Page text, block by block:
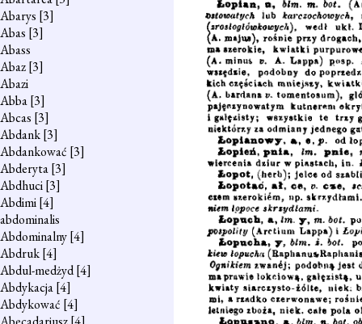
Abarys [3]
Abas [3]
Abass
Abaz[3]
Abazi
Abba[3]
Abcas [3]
Abdank[3]
Abdankować [3]
Abderyta[3]
Abdhuci[3]
Abdimi[4]
abdominalis
Abdominalny[4]
Abdruk[4]
Abdul-medżyd[4]
Abdykacja[4]
Abdykować [4]